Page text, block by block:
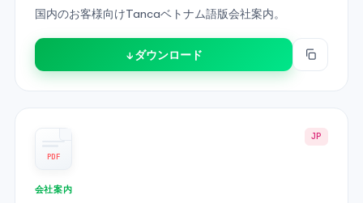
国内のお客様向けTancaベトナム語版会社案内。
↓ ダウンロード
PDF
JP
会社案内